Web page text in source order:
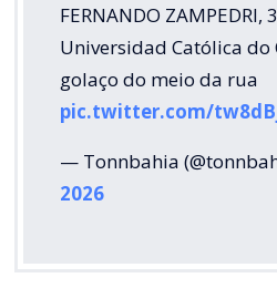
FERNANDO
Universidad Católica do
golaço do meio da rua
pic.twitter.com/
— Tonnbahia
2026